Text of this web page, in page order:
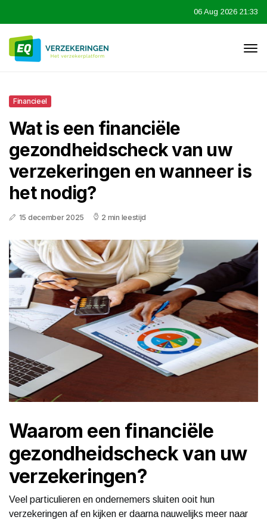
06 Aug 2026 21:33
Financieel
Wat is een financiële
gezondheidscheck van uw
verzekeringen en wanneer is
het nodig?
15 december 2025 2 min leestijd
Waarom een financiële
gezondheidscheck van uw
verzekeringen?
Veel particulieren en ondernemers sluiten ooit hun
verzekeringen af en kijken er daarna nauwelijks meer naar